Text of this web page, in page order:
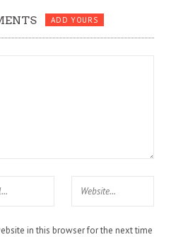
ADD YOURS
in this browser for the next time